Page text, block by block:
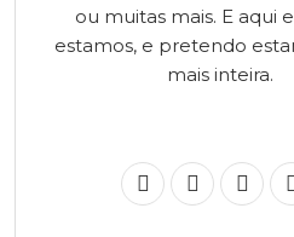
ou muitas mais. E aqui
estamos, e pretendo
mais inteira.